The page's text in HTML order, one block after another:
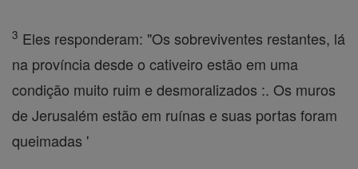
3 Eles responderam: "Os sobreviventes restantes, lá
na província desde o cativeiro estão em uma
condição muito ruim e desmoralizados :. Os muros
de Jerusalém estão em ruínas e suas portas foram
queimadas '